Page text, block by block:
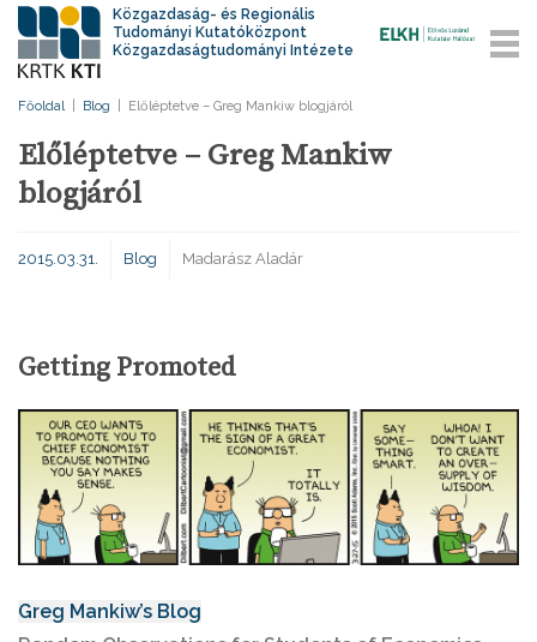
Közgazdaság- és Regionális
Tudományi Kutatóközpont
Közgazdaságtudományi Intézete
Főoldal Blog Előléptetve – Greg Mankiw blogjáról
Előléptetve – Greg Mankiw
blogjáról
2015.03.31. Blog Madarász Aladár
Getting Promoted
Greg Mankiw’s Blog